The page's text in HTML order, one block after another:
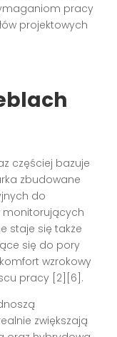
pracy
projektowych
częściej bazuje
zbudowane
do
monitorujących
staje się także
się do pory
wzrokowy
pracy [2][6] .
zwiększają